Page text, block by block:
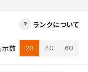
ランクについて
示数 20 40 60